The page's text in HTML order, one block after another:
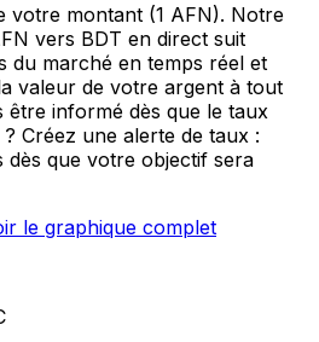
votre montant (1 AFN). Notre
vers BDT en direct suit
du marché en temps réel et
valeur de votre argent à tout
être informé dès que le taux
Créez une alerte de taux :
que votre objectif sera
le graphique complet